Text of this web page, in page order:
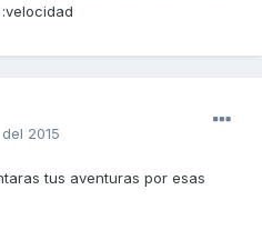
2015
tus aventuras por esas